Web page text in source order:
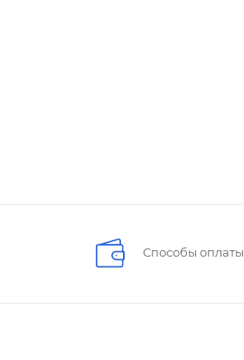
Способы оплаты